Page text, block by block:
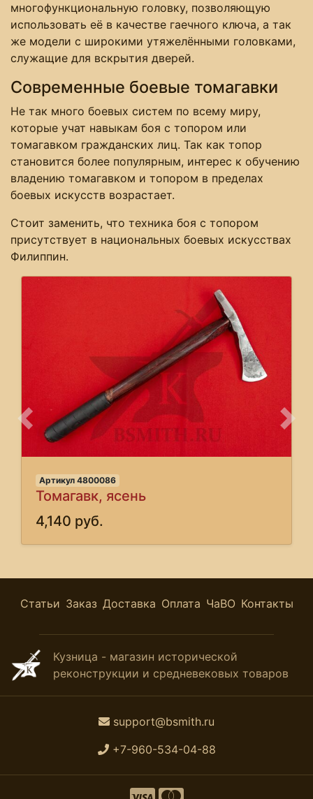
многофункциональную головку, позволяющую
использовать её в качестве гаечного ключа, а так
же модели с широкими утяжелёнными головками,
служащие для вскрытия дверей.
Современные боевые томагавки
Не так много боевых систем по всему миру,
которые учат навыкам боя с топором или
томагавком гражданских лиц. Так как топор
становится более популярным, интерес к обучению
владению томагавком и топором в пределах
боевых искусств возрастает.
Стоит заменить, что техника боя с топором
присутствует в национальных боевых искусствах
Филиппин.
Артикул 4800086
Томагавк, ясень
4,140 руб.
Предыдущее
Статьи Заказ Доставка Оплата ЧаВО Контакты
Кузница - магазин исторической
реконструкции и средневековых товаров
support@bsmith.ru
+7-960-534-04-88